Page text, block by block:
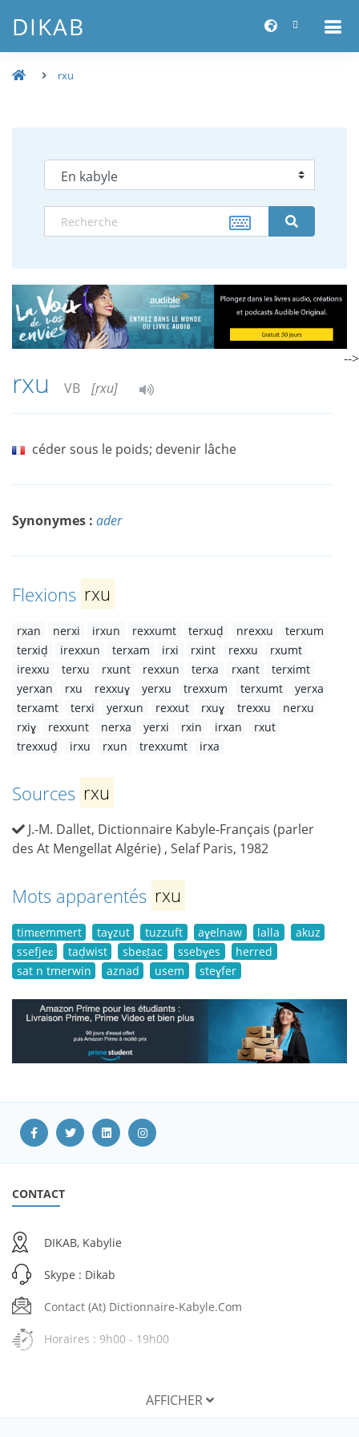
DIKAB
rxu
rxu VB [ṛxu]
céder sous le poids; devenir lâche
Synonymes : ader
Flexions rxu
rxan nerxi irxun rexxumt terxuḍ nrexxu
terxum
terxiḍ
irexxun terxam irxi rxint rexxu
rxumt
irexxu
terxu rxunt rexxun terxa rxant
terximt
yerxan
rxu rexxuɣ yerxu trexxum terxumt
yerxa
terxamt
terxi yerxun rexxut rxuɣ trexxu
nerxu
rxiɣ
rexxunt nerxa yerxi rxin irxan
rxut
trexxuḍ
irxu rxun trexxumt irxa
Sources rxu
J.-M. Dallet, Dictionnaire Kabyle-Français (parler
des At Mengellat Algérie) , Selaf Paris, 1982
Mots apparentés rxu
timɛemmert taɣzut tuzzuft aɣelnaw lalla
akuz
ssefjeɛ
taḍwist sbeɛṭac ssebɣes
herred
sat n tmerwin
aznad usem steɣfer
-->
CONTACT
DIKAB, Kabylie
Skype : Dikab
Contact (at) Dictionnaire-Kabyle.com
Horaires : 9h00 - 19h00
AFFICHER